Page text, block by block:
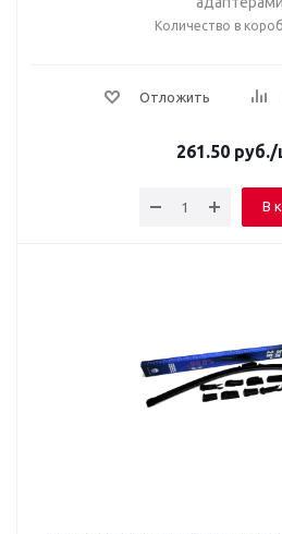
Количество в
Отложить
261.50 руб./
В